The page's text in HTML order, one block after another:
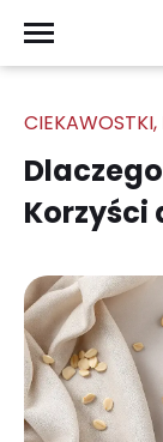
CIEKAWOSTKI,
Korzyści